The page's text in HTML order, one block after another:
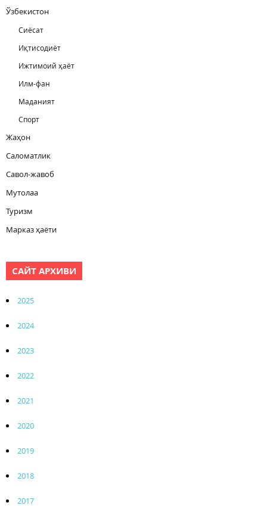
Ўзбекистон
Сиёсат
Иқтисодиёт
Ижтимоий ҳаёт
Илм-фан
Маданият
Спорт
Жаҳон
Саломатлик
Савол-жавоб
Мутолаа
Туризм
Марказ ҳаёти
САЙТ АРХИВИ
2025
2024
2023
2022
2021
2020
2019
2018
2017